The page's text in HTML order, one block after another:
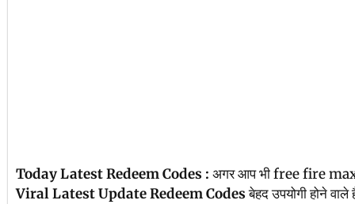
Today Latest Redeem Codes : अगर आप भी free fire
Viral Latest Update Redeem Codesबेहद उपयोगी होने